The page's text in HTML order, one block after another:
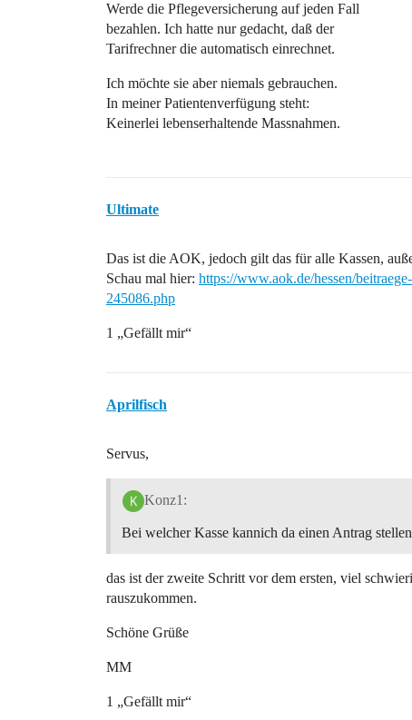
Werde die Pflegeversicherung auf jeden Fall
bezahlen. Ich hatte nur gedacht, daß der
Tarifrechner die automatisch einrechnet.
Ich möchte sie aber niemals gebrauchen.
In meiner Patientenverfügung steht:
Keinerlei lebenserhaltende Massnahmen.
Ultimate
Das ist die AOK, jedoch gilt das für alle Kassen,
Schau mal hier: https://www.aok.de/hessen/
245086.php
1 „Gefällt mir“
Aprilfisch
Servus,
Konz1:
Bei welcher Kasse kannich da einen Antrag
das ist der zweite Schritt vor dem ersten, viel
rauszukommen.
Schöne Grüße
MM
1 „Gefällt mir“